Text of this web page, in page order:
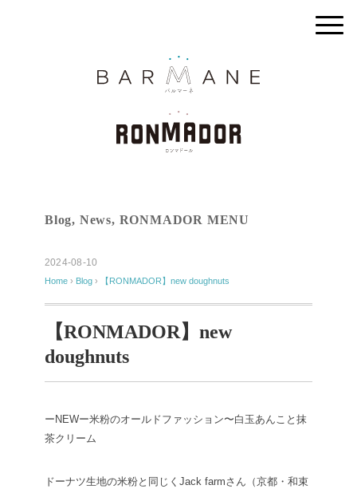
Blog, News, RONMADOR MENU
2024-08-10
Home › Blog › 【RONMADOR】new doughnuts
【RONMADOR】new
doughnuts
ーNEWー米粉のオールドファッション〜白玉あんこと抹
茶クリーム
ドーナツ生地の米粉と同じくJack farmさん（京都・和束